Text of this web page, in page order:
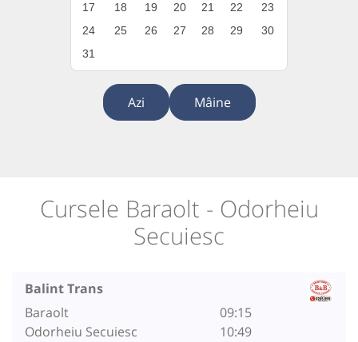
17
18 19 20 21 22
23
24
25 26 27 28 29
30
31
Azi Mâine
Cursele Baraolt - Odorheiu
Secuiesc
Balint Trans
Baraolt
Odorheiu Secuiesc
09:15
10:49